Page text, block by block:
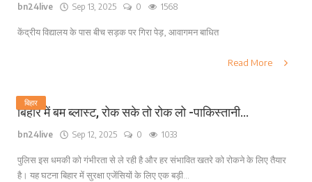
bn24live Sep 13, 2025 0 1568
केंद्रीय विद्यालय के पास बीच सड़क पर गिरा पेड़, आवागमन बाधित
Read More
बिहार
बिहार में बम ब्लास्ट, रोक सके तो रोक लो -पाकिस्तानी...
bn24live Sep 12, 2025 0 1033
पुलिस इस धमकी को गंभीरता से ले रही है और हर संभावित खतरे को रोकने के लिए तैयार
है। यह घटना बिहार में सुरक्षा एजेंसियों के लिए एक बड़ी...